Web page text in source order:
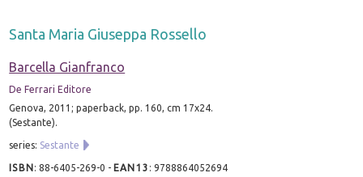
Santa Maria Giuseppa Rossello
Barcella Gianfranco
De Ferrari Editore
Genova, 2011; paperback, pp. 160, cm 17x24.
(Sestante).
series: Sestante
ISBN:88-6405-269-0 - EAN13 :9788864052694